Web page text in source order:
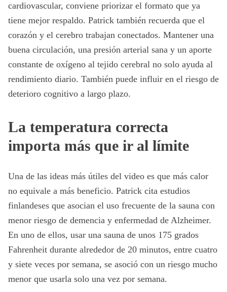
cardiovascular, conviene priorizar el formato que ya
tiene mejor respaldo. Patrick también recuerda que el
corazón y el cerebro trabajan conectados. Mantener una
buena circulación, una presión arterial sana y un aporte
constante de oxígeno al tejido cerebral no solo ayuda al
rendimiento diario. También puede influir en el riesgo de
deterioro cognitivo a largo plazo.
La temperatura correcta
importa más que ir al límite
Una de las ideas más útiles del video es que más calor
no equivale a más beneficio. Patrick cita estudios
finlandeses que asocian el uso frecuente de la sauna con
menor riesgo de demencia y enfermedad de Alzheimer.
En uno de ellos, usar una sauna de unos 175 grados
Fahrenheit durante alrededor de 20 minutos, entre cuatro
y siete veces por semana, se asoció con un riesgo mucho
menor que usarla solo una vez por semana.